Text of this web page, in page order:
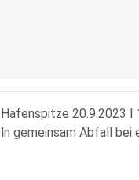
20.9.2023
Abfall bei